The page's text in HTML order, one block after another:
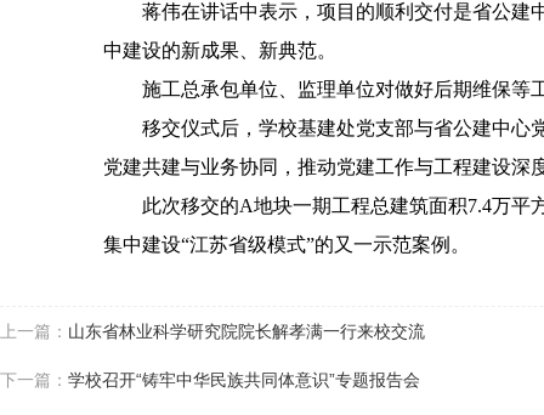
蒋伟在讲话中表示，项目的顺利交付是省公建
中建设的新成果、新典范。
施工总承包单位、监理单位对做好后期维保等
移交仪式后，学校基建处党支部与省公建中心
党建共建与业务协同，推动党建工作与工程建设深
此次移交的A地块一期工程总建筑面积7.4万平
集中建设“江苏省级模式”的又一示范案例。
上一篇： 山东省林业科学研究院院长解孝满一行来校交流
下一篇： 学校召开“铸牢中华民族共同体意识”专题报告会